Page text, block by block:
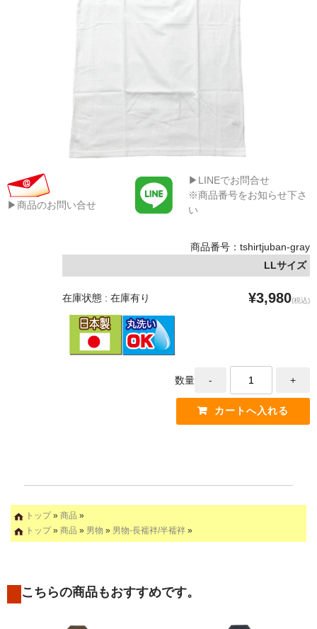
▶商品のお問い合せ
▶LINEでお問合せ
※商品番号をお知らせ下さ
い
商品番号：tshirtjuban-gray
LLサイズ
在庫状態 : 在庫有り ¥3,980(税込)
数量
トップ» 商品 »
トップ» 商品 » 男物 » 男物-長襦袢/半襦袢 »
こちらの商品もおすすめです。